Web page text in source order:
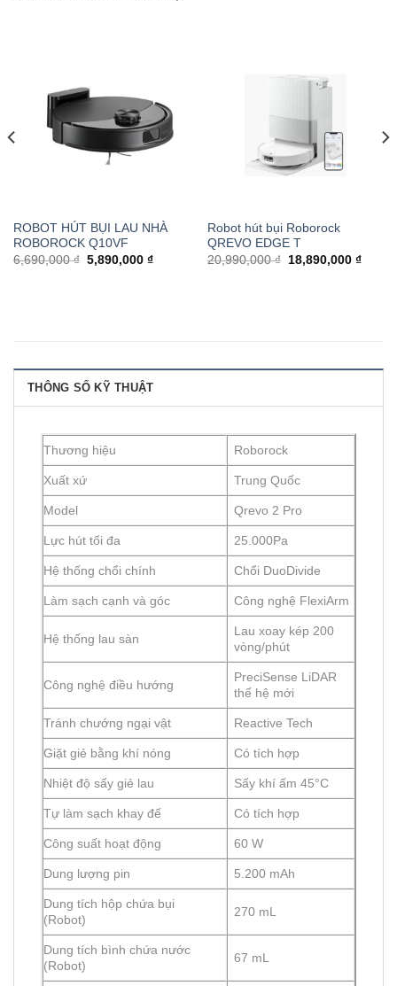
ROBOT HÚT BỤI LAU NHÀ
ROBOROCK Q10VF
6,690,000 ₫ 5,890,000 ₫
Robot hút bụi Roborock
QREVO EDGE T
20,990,000 ₫
18,890,000 ₫
THÔNG SỐ KỸ THUẬT
Thương hiệu Roborock
Xuất xứ Trung Quốc
Model Qrevo 2 Pro
Lực hút tối đa 25.000Pa
Hệ thống chổi chính Chổi DuoDivide
Làm sạch cạnh và góc Công nghệ FlexiArm
Hệ thống lau sàn
Lau xoay kép 200
vòng/phút
Công nghệ điều hướng
PreciSense LiDAR
thế hệ mới
Tránh chướng ngại vật Reactive Tech
Giặt giẻ bằng khí nóng Có tích hợp
Nhiệt độ sấy giẻ lau Sấy khí ấm 45°C
Tự làm sạch khay đế Có tích hợp
Công suất hoạt động 60 W
Dung lượng pin 5.200 mAh
Dung tích hộp chứa bụi
(Robot)
270 mL
Dung tích bình chứa nước
(Robot)
67 mL